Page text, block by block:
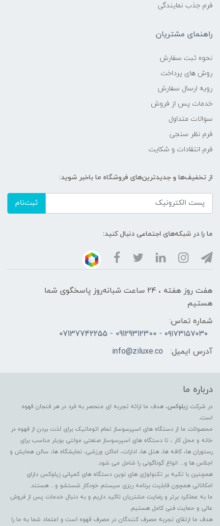
فرم جذب نمایندگی
راهنمای مشتریان
نحوه ثبت سفارش
روش های پرداخت
رویه ارسال سفارش
خدمات پس از فروش
سوالات متداول
فرم نظر سنجی
فرم انتقادات و شکایت
از تخفیف‌ها و جدیدترین‌های فروشگاه ما باخبر شوید:
ثبت‌نام
ما را در شبکه‌های اجتماعی دنبال کنید:
هفت روز هفته ، ۲۴ ساعت شبانه‌روز پاسخگوی شما
هستیم
شماره تماس:
۰۹۱۷۳۱۵۷۰۳۰ - 09129312300 - 07137742255
آدرس ایمیل:
info@ziluxe.co
درباره ما
در شرکت زیلوکس، هدف ما ارائه تجربه ای منحصر به فرد در هر فنجان قهوه
است.
محصولات ما از دستگاه های اسپرسوساز تمام اتوماتیک برای لذت بردن از قهوه در
خانه و محل کار ، تا دستگاه های اسپرسوساز صنعتی مولتی بویلر مناسب برای
رستوران ها، کافه ها، هتل ها، ادارات، اماکن ورزشی، نمایشگاه ها، سالن همایش و
اجلاس ها و... انواع گوناگونی را شامل می شود.
همچنین با تکیه بر تکنولوژی های نوین دستگاه های کمپانی زیلوکس دارای
امکاناتی همچون قابلیت برنامه ریزی سیستم خودکار شستشو و... هستند.
ما به عملکرد برتر و رضایت مشتریان تاکید داریم و به دنبال خدمات پس از فروش
عالی و حمایت فنی کامل هستیم.
هدف ما ارتقای تجربه مصرف کنندگان در مصرف قهوه است و اعتماد شما به ما را